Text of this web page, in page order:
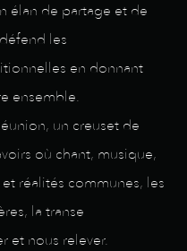
élan de partage et de
les
en donnant
ensemble.
un creuset de
où chant, musique,
réalités communes, les
la transe
et nous relever.